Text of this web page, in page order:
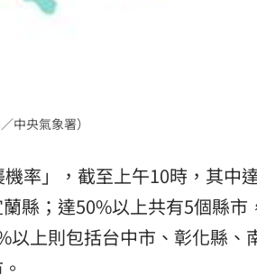
中央氣象署）
率」，截至上午10時，其中
縣；達50%以上共有5個縣市
以上則包括台中市、彰化縣、